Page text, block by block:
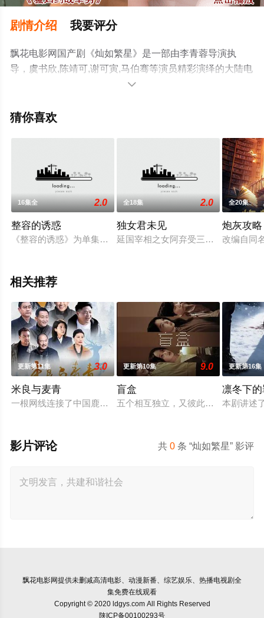
剧情介绍 我要评分
飘花电影网国产剧《灿如繁星》是一部由李青蓉导演执
导，虞书欣,陈靖可,谢可寅,马伯骞等演员精彩演绎的大陆电
视剧，手机免费观看高清无删减完整版电视剧全集就上飘
至豆瓣电视剧、电视猫或剧情网等平台了解。

猜你喜欢
16集全 2.0
整容的诱惑
《整容的诱惑》为单集剧，共16集，每集一个独立的整容故事
全18集 2.0
独女君未见
延国宰相之女阿弃受三皇子赫连尘的
全20集
炮灰攻略
改编自同
相关推荐
更新第11集 3.0
米良与麦青
一根网线连接了中国鹿鸣村和英国牛津，麦香通过视频向米良
更新第10集 9.0
盲盒
五个相互独立，又彼此呼应的故事——
更新第16集
凛冬下
本剧讲述
共0 条 “灿如繁星” 影评
影片评论
飘花电影网提供未删减高清电影、动漫新番、综艺娱乐、热播电视剧全
集免费在线观看
Copyright © 2020 ldgys.com All Rights Reserved
陕ICP备00100293号